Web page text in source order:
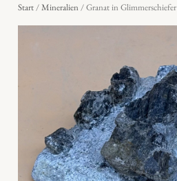
Start/Mineralien/ Granat in Glimmerschiefer